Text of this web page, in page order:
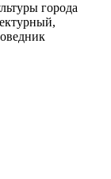
города